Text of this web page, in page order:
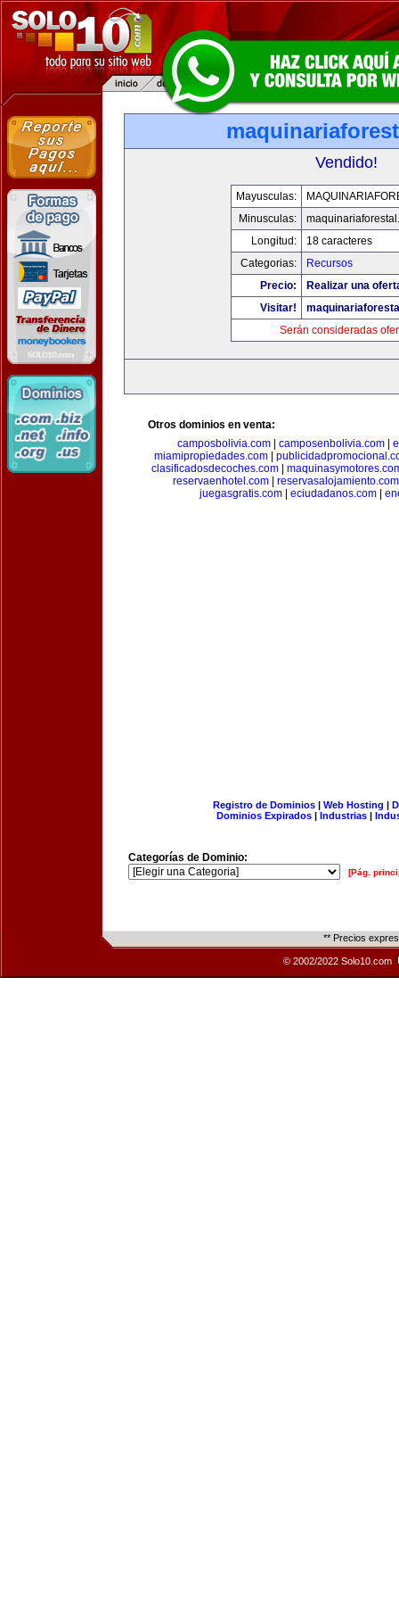
Vendido!
Mayusculas:
Minusculas:
Longitud:
18 caracteres
Categorias:
Recursos
Precio:
Realizar una
Visitar!
Serán consideradas
Otros dominios en venta:
camposbolivia.com| camposenbolivia.com|
miamipropiedades.com
clasificadosdecoches.com
reservaenhotel.com| reservasalojamiento.com
juegasgratis.com
eciudadanos.com
Registro de Dominios| Web Hosting |
Dominios Expirados | Industrias |
Categorías de Dominio:
[Pág.
** Precios
© 2002/2022 Solo10.com